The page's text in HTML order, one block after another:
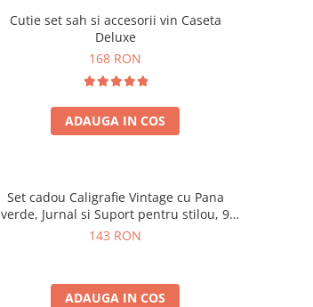
Cutie set sah si accesorii vin Caseta
Deluxe
168 RON
ADAUGA IN COS
Set cadou Caligrafie Vintage cu Pana
verde, Jurnal si Suport pentru stilou, 9
piese
143 RON
ADAUGA IN COS